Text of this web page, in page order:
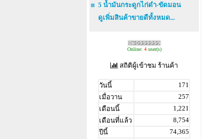
5 น้ำมันกระดูกไก่ดำ-ขัดมอน
ดูเพิ่มสินค้าขายดีทั้งหมด...
Online: 4user(s)
สถิติผู้เข้าชม ร้านค้า
วันนี้
171
เมื่อวาน
257
เดือนนี้
1,221
เดือนที่แล้ว
8,754
ปีนี้
74,365